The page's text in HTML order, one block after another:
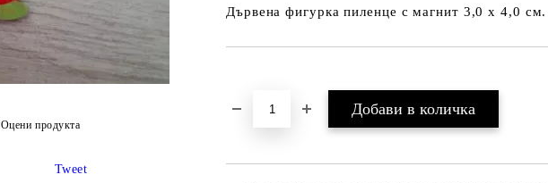
Дървена фигурка пиленце с магнит 3,0 х 4,0 см.
Оцени продукта
Tweet